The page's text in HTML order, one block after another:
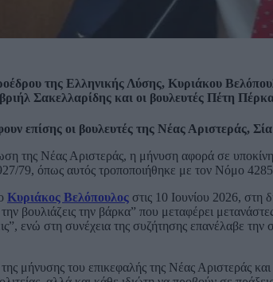
της Ελληνικής Λύσης, Κυριάκου
Σακελλαρίδης και οι βουλευτές Πέτη
επίσης οι βουλευτές της Νέας Αριστεράς,
της Νέας Αριστεράς, η μήνυση αφορά σε
79, όπως αυτός τροποποιήθηκε με τον Νόμο
Κυριάκος Βελόπουλος στις 10 Ιουνίου 2026, στη
την βουλιάζεις την βάρκα” που μεταφέρει
ενώ στη συνέχεια της συζήτησης επανέλαβε
μήνυσης του επικεφαλής της Νέας Αριστεράς